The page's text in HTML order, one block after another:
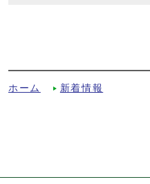
ホーム 新着情報